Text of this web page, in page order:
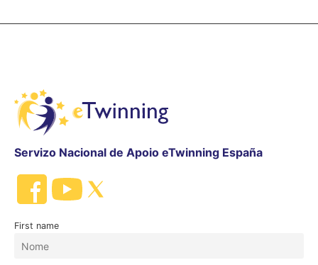
Servizo Nacional de Apoio eTwinning España
First name